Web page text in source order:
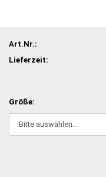
Art.Nr.:
Lieferzeit:
Größe: